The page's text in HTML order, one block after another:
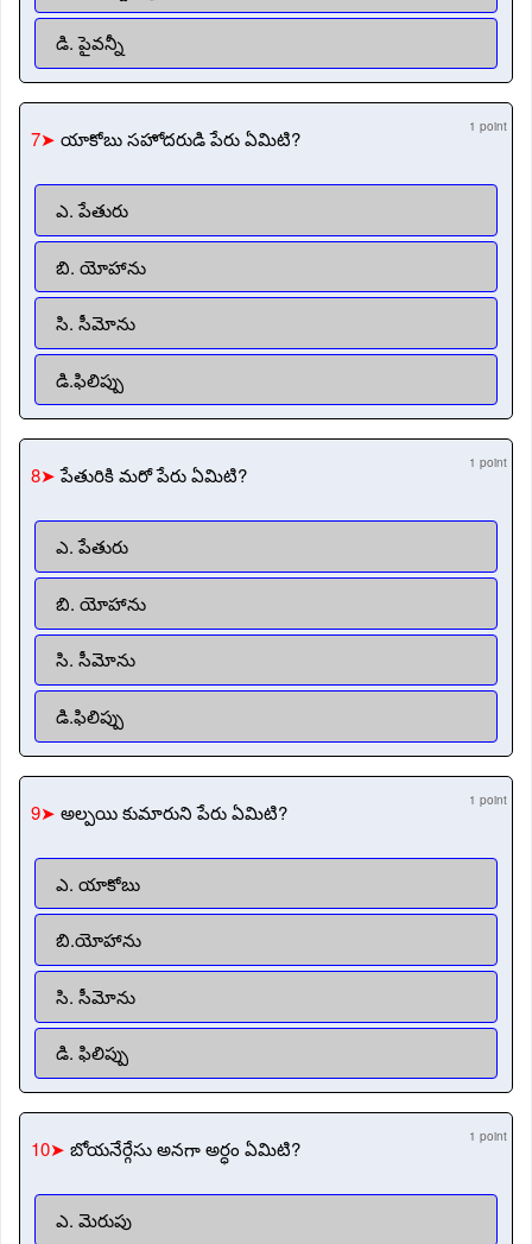
డి. పైవన్నీ
7➤ యాకోబు సహోదరుడి పేరు ఏమిటి? 1 point
ఎ. పేతురు
బి. యోహాను
సి. సీమోను
డి.ఫిలిప్పు
8➤పేతురికి మరో పేరు ఏమిటి? 1 point
ఎ. పేతురు
బి. యోహాను
సి. సీమోను
డి.ఫిలిప్పు
9➤ అల్పయి కుమారుని పేరు ఏమిటి? 1 point
ఎ. యాకోబు
బి.యోహాను
సి. సీమోను
డి. ఫిలిప్పు
10➤ బోయనేర్గేసు అనగా అర్ధం ఏమిటి? 1 point
ఎ. మెరుపు